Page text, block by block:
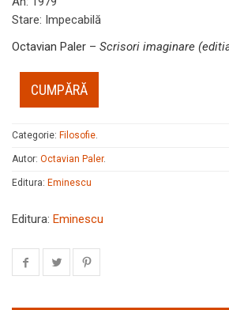
Stare: Impecabilă
Octavian Paler – Scrisori imaginare
CUMPĂRĂ
Categorie: Filosofie.
Autor: Octavian Paler.
Editura: Eminescu
Editura: Eminescu